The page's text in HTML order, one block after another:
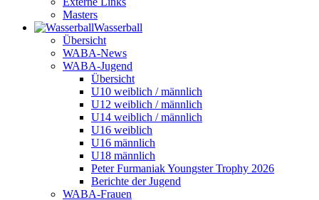
Masters
Wasser­ball
Übersicht
WABA-News
WABA-Jugend
Übersicht
U10 weiblich / männlich
U12 weiblich / männlich
U14 weiblich / männlich
U16 weiblich
U16 männlich
U18 männlich
Peter Furmaniak Youngster Trophy 2026
Berichte der Jugend
WABA-Frauen